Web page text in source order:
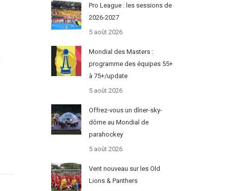
Pro League : les sessions de
2026-2027
5 août 2026
Mondial des Masters :
programme des équipes 55+
à 75+/update
5 août 2026
Offrez-vous un dîner-sky-
dôme au Mondial de
parahockey
5 août 2026
Vent nouveau sur les Old
Lions & Panthers